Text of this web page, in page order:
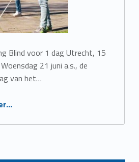
Blind voor 1 dag Utrecht, 15
21 juni a.s., de
van het…
…